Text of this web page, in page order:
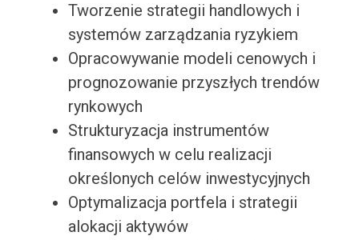
Tworzenie strategii handlowych i
systemów zarządzania ryzykiem
Opracowywanie modeli cenowych i
prognozowanie przyszłych trendów
rynkowych
Strukturyzacja instrumentów
finansowych w celu realizacji
określonych celów inwestycyjnych
Optymalizacja portfela i strategii
alokacji aktywów